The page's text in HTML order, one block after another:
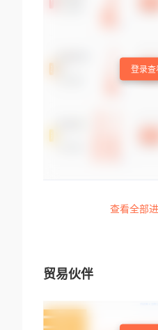
登录查
查看全部
贸易伙伴